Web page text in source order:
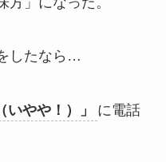
したなら…
やや！）」
に電話